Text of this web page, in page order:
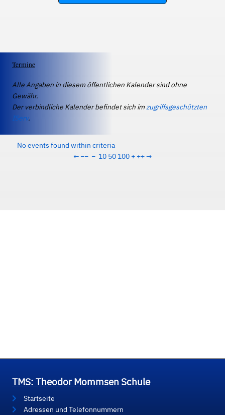
Termine
Alle Angaben in diesem öffentlichen Kalender sind ohne
Gewähr.
Der verbindliche Kalender befindet sich imzugriffsgeschützten
IServ.
No events found within criteria
← −− − 10 50 100 + ++→
TMS: Theodor Mommsen Schule
Startseite
Adressen und Telefonnummern